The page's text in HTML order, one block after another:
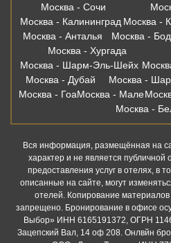
Москва - Сочи
Москва - Калининград Москва -
Москва - Анталья
Москва -
Москва - Хургада
Москва - Шарм-Эль-Шейх
Москва - Дубай
Москва -
Москва - ГоаМосква - Мале
Москва -
Вся информация, размещённая на
характер и не является
предоставления услуг в отелях, в
описанные на сайте, могут
отелей. Копирование материалов
запрещено. Бронирование в офисе
Выбор» ИНН 6165191372, ОГРН
Зацепский Вал, 14 оф 208. Онлвйн